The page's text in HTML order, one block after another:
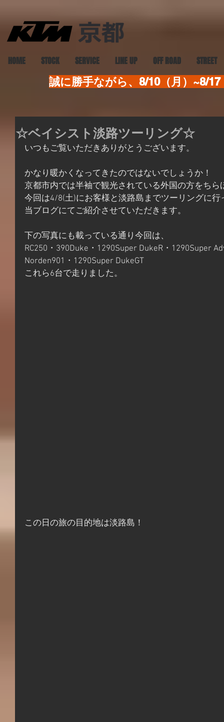
HOME STOCK SERVICE LINE UP OFF ROAD STREET
誠に勝手ながら、8/10（月）~8/
☆ベイシスト淡路ツーリング☆
いつもご覧いただきありがとうございます。
かなり暖かくなってきたのではないでしょうか！
京都市内では半袖で観光されている外国の方をちら
今回は4/8(土)にお客様と淡路島までツーリングに
当ブログにてご紹介させていただきます。
下の写真にも載っている通り今回は、
RC250・390Duke・1290Super DukeR・1290Super
Norden901・1290Super DukeGT
これら6台で走りました。
この日の旅の目的地は淡路島！